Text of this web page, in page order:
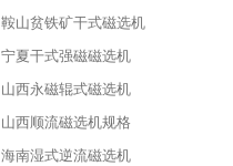
鞍山贫铁矿干式磁选机
宁夏干式强磁磁选机
山西永磁辊式磁选机
山西顺流磁选机规格
海南湿式逆流磁选机